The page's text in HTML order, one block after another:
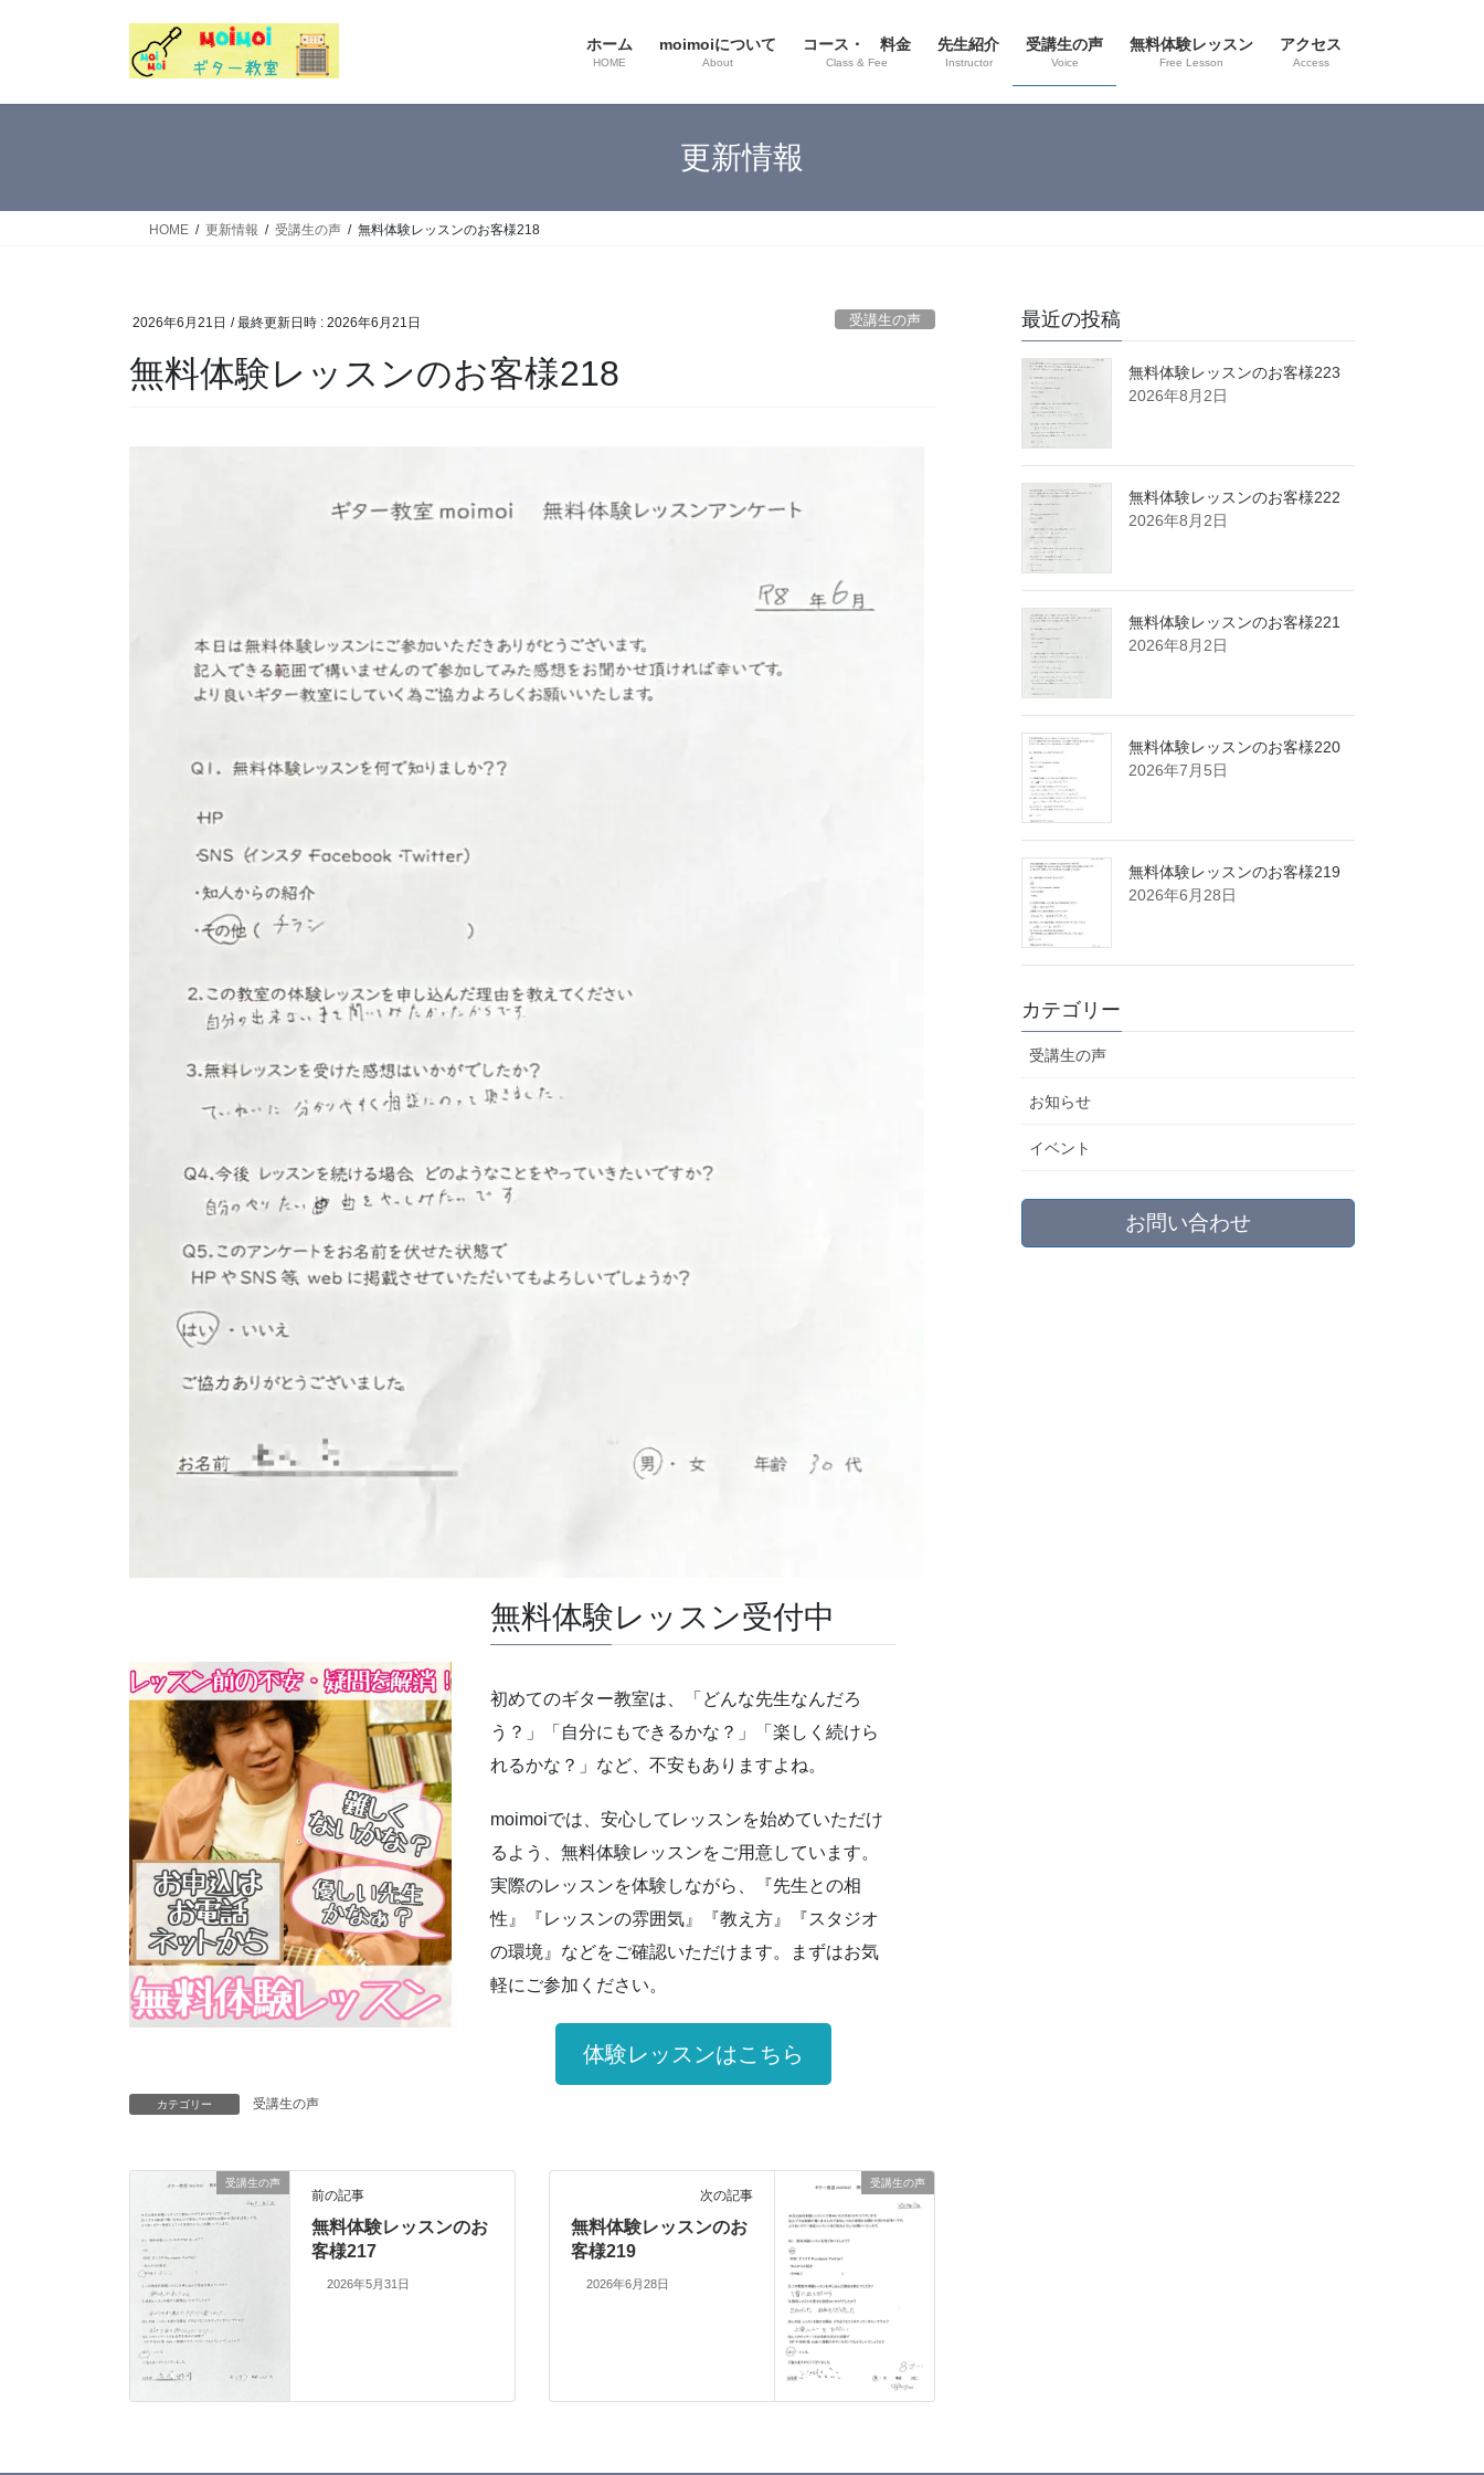
ホーム
HOME
moimoiについて
About
コース・ 料金
Class & Fee
先生紹介
Instructor
受講生の声
Voice
無料体験レッスン
Free Lesson
アクセス
Access
更新情報
HOME 更新情報 受講生の声 無料体験レッスンのお客様218
2026年6月21日 / 最終更新日時 : 2026年6月21日 受講生の声
無料体験レッスンのお客様218
無料体験レッスン受付中
初めてのギター教室は、「どんな先生なんだろ
う？」「自分にもできるかな？」「楽しく続けら
れるかな？」など、不安もありますよね。
moimoiでは、安心してレッスンを始めていただけ
るよう、無料体験レッスンをご用意しています。
実際のレッスンを体験しながら、『先生との相
性』『レッスンの雰囲気』『教え方』『スタジオ
の環境』などをご確認いただけます。まずはお気
軽にご参加ください。
体験レッスンはこちら
カテゴリー 受講生の声
受講生の声
前の記事
無料体験レッスンのお
客様217
2026年5月31日
受講生の声
次の記事
無料体験レッスンのお
客様219
2026年6月28日
最近の投稿
無料体験レッスンのお客様223
2026年8月2日
無料体験レッスンのお客様222
2026年8月2日
無料体験レッスンのお客様221
2026年8月2日
無料体験レッスンのお客様220
2026年7月5日
無料体験レッスンのお客様219
2026年6月28日
カテゴリー
受講生の声
お知らせ
イベント
お問い合わせ